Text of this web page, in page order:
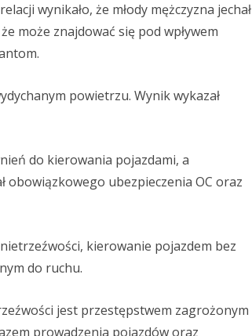
wynikało, że młody mężczyzna jechał
może znajdować się pod wpływem
powietrzu. Wynik wykazał
do kierowania pojazdami, a
obowiązkowego ubezpieczenia OC oraz
kierowanie pojazdem bez
do ruchu.
jest przestępstwem zagrożonym
prowadzenia pojazdów oraz